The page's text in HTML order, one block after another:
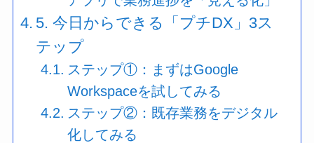
5. 今日からできる「プチDX」3ス
テップ
ステップ①：まずはGoogle
Workspaceを試してみる
ステップ②：既存業務をデジタル
化してみる